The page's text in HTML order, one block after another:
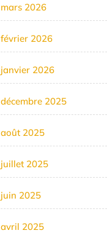
mars 2026
février 2026
janvier 2026
décembre 2025
août 2025
juillet 2025
juin 2025
avril 2025